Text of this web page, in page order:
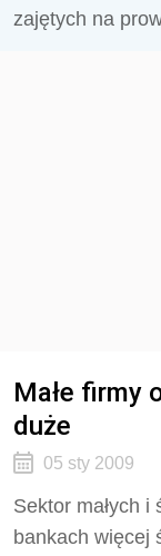
zajętych na
Małe firmy
duże
05 sty 2009
Sektor małych
bankach więcej